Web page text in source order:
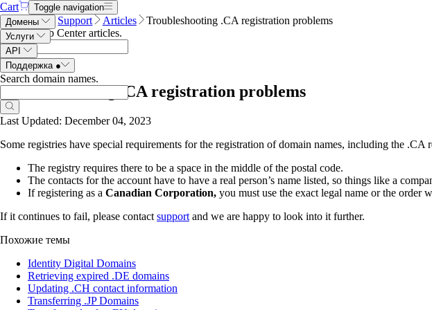
Cart
Toggle navigation
Домены
Услуги
API
Поддержка ●
Search domain names.
Name.com Support Articles
Troubleshooting .CA registration problems
Search Help Center articles.
Troubleshooting .CA registration problems
Last Updated: December 04, 2023
Some registries have special requirements for the registration of domain names, including the
The registry requires there to be a space in the middle of the postal code.
The contacts for the account have to have a real person’s name listed, so things like a
If registering as a Canadian Corporation, you must use the exact legal name or the order
If it continues to fail, please contact support and we are happy to look into it further.
Похожие темы
Identity Digital Domains
Retrieving expired .DE domains
Updating .CH contact information
Transferring .JP Domains